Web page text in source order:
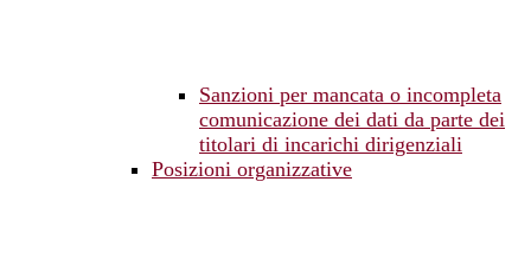
Sanzioni per mancata o incompleta
comunicazione dei dati da parte dei
titolari di incarichi dirigenziali
Posizioni organizzative